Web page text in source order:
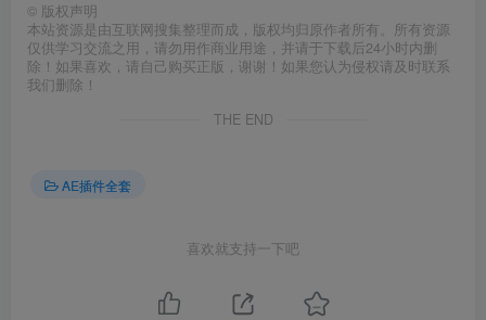
© 版权声明
本站资源是由互联网搜集整理而成，版权均归原作者所有。所有资源
仅供学习交流之用，请勿用作商业用途，并请于下载后24小时内删
除！如果喜欢，请自己购买正版，谢谢！如果您认为侵权请及时联系
我们删除！
THE END
AE插件全套
喜欢就支持一下吧